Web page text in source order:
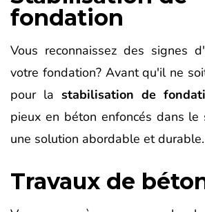
fondation
Vous reconnaissez des signes
votre fondation? Avant qu'il ne
pour la stabilisation de
pieux en béton enfoncés dans le
une solution abordable et durable.
Travaux de